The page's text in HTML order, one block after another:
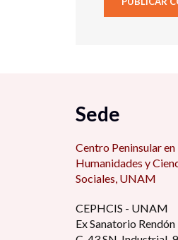
Sede
Centro Peninsular en
Humanidades y
Sociales, UNAM
CEPHCIS - UNAM
Ex Sanatorio